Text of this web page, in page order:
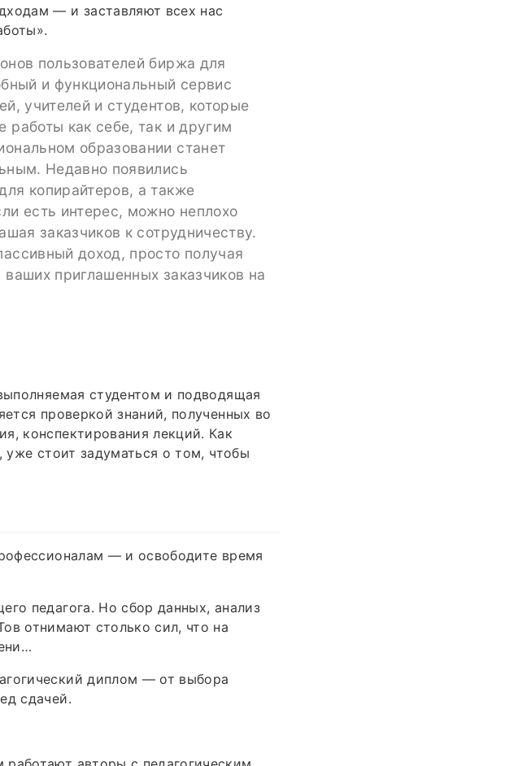
— и заставляют всех нас
пользователей биржа для
и функциональный сервис
учителей и студентов, которые
работы как себе, так и другим
образовании станет
Недавно появились
копирайтеров, а также
есть интерес, можно неплохо
заказчиков к сотрудничеству.
доход, просто получая
приглашенных заказчиков на
студентом и подводящая
проверкой знаний, полученных во
конспектирования лекций. Как
уже стоит задуматься о том, чтобы
— и освободите время
педагога. Но сбор данных, анализ
отнимают столько сил, что на
диплом — от выбора
сдачей.